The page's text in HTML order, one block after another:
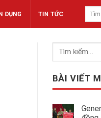
DỤNG TIN TỨC
BÀI VIẾT